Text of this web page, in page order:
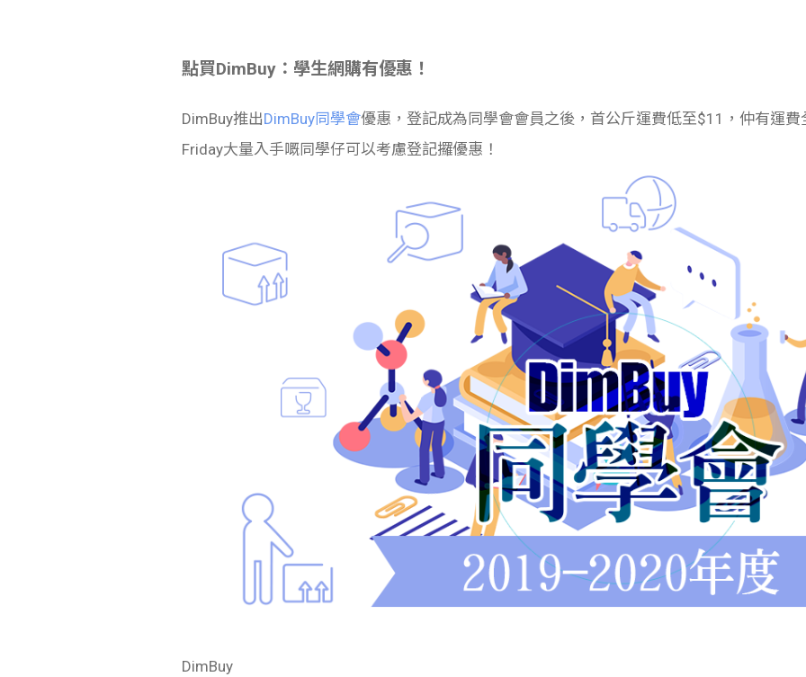
點買DimBuy：學生網購有優惠！
DimBuy推出DimBuy同學會優惠，登記成為同學會會員之後，首公斤運費低至$11，仲有運
Friday大量入手嘅同學仔可以考慮登記攞優惠！
DimBuy